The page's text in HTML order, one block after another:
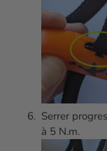
Serrer
à 5 N.m.